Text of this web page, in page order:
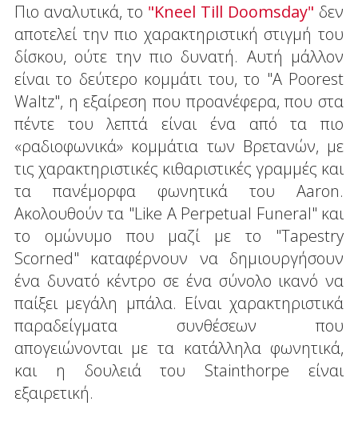
Πιο αναλυτικά, το "Kneel Till Doomsday" δεν
αποτελεί την πιο χαρακτηριστική στιγμή του
δίσκου, ούτε την πιο δυνατή. Αυτή μάλλον
είναι το δεύτερο κομμάτι του, το "A Poorest
Waltz", η εξαίρεση που προανέφερα, που στα
πέντε του λεπτά είναι ένα από τα πιο
«ραδιοφωνικά» κομμάτια των Βρετανών, με
τις χαρακτηριστικές κιθαριστικές γραμμές και
τα πανέμορφα φωνητικά του Aaron.
Ακολουθούν τα "Like A Perpetual Funeral" και
το ομώνυμο που μαζί με το "Tapestry
Scorned" καταφέρνουν να δημιουργήσουν
ένα δυνατό κέντρο σε ένα σύνολο ικανό να
παίξει μεγάλη μπάλα. Είναι χαρακτηριστικά
παραδείγματα συνθέσεων που
απογειώνονται με τα κατάλληλα φωνητικά,
και η δουλειά του Stainthorpe είναι
εξαιρετική.